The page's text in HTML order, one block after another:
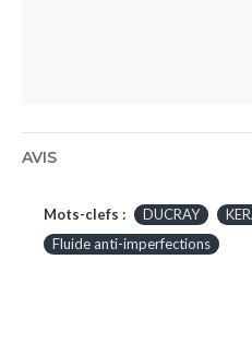
AVIS
Mots-clefs : DUCRAY
Fluide anti-imperfections